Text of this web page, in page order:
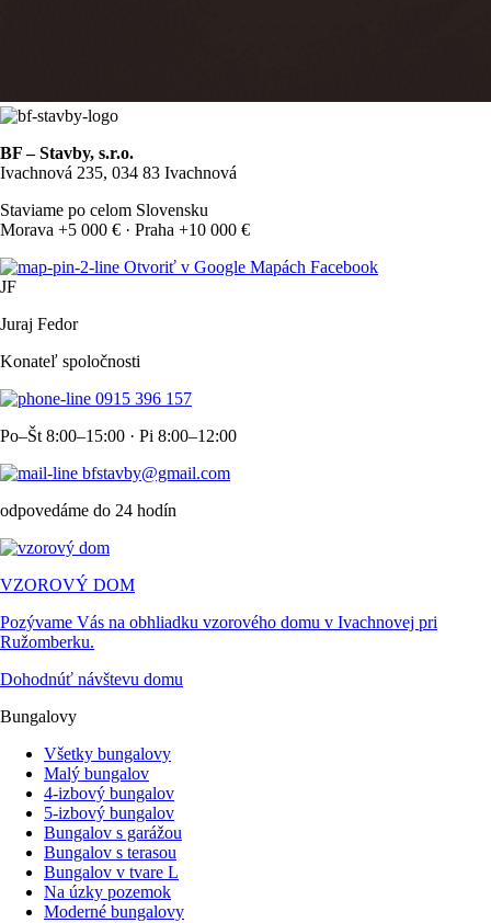
BF – Stavby, s.r.o.
Ivachnová 235, 034 83 Ivachnová
Staviame po celom Slovensku
Morava +5 000 € · Praha +10 000 €
Otvoriť v Google Mapách Facebook
JF
Juraj Fedor
Konateľ spoločnosti
0915 396 157
Po–Št 8:00–15:00 · Pi 8:00–12:00
bfstavby@gmail.com
odpovedáme do 24 hodín
VZOROVÝ DOM
Pozývame Vás na obhliadku vzorového domu v Ivachnovej pri
Ružomberku.
Dohodnúť návštevu domu
Bungalovy
Všetky bungalovy
Malý bungalov
4-izbový bungalov
5-izbový bungalov
Bungalov s garážou
Bungalov s terasou
Bungalov v tvare L
Na úzky pozemok
Moderné bungalovy